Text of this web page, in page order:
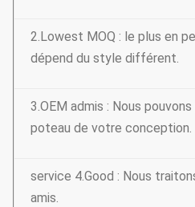
2.Lowest MOQ : le plus en
dépend du style différent.
3.OEM admis : Nous
poteau de votre conception.
service 4.Good : Nous
amis.